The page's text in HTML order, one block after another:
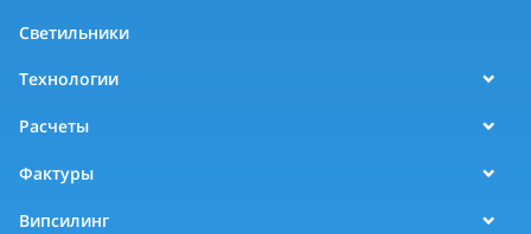
Светильники
Технологии
Расчеты
Фактуры
Випсилинг